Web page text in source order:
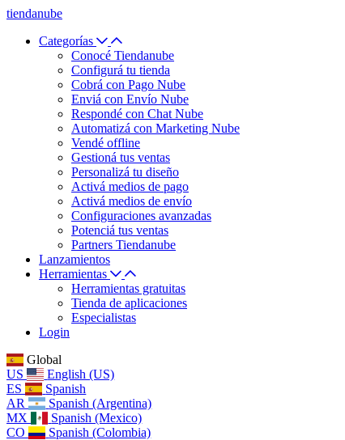
tiendanube
Categorías
Conocé Tiendanube
Configurá tu tienda
Cobrá con Pago Nube
Enviá con Envío Nube
Respondé con Chat Nube
Automatizá con Marketing Nube
Vendé offline
Gestioná tus ventas
Personalizá tu diseño
Activá medios de pago
Activá medios de envío
Configuraciones avanzadas
Potenciá tus ventas
Partners Tiendanube
Lanzamientos
Herramientas
Herramientas gratuitas
Tienda de aplicaciones
Especialistas
Login
Global
US
English (US)
ES
Spanish
AR
Spanish (Argentina)
MX
Spanish (Mexico)
CO
Spanish (Colombia)